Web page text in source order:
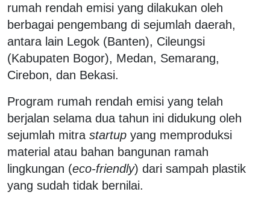
rumah rendah emisi yang dilakukan oleh
berbagai pengembang di sejumlah daerah,
antara lain Legok (Banten), Cileungsi
(Kabupaten Bogor), Medan, Semarang,
Cirebon, dan Bekasi.
Program rumah rendah emisi yang telah
berjalan selama dua tahun ini didukung oleh
sejumlah mitra startup yang memproduksi
material atau bahan bangunan ramah
lingkungan (eco-friendly) dari sampah plastik
yang sudah tidak bernilai.